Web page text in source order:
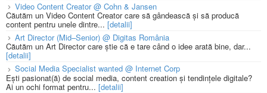
Video Content Creator @ Cohn & Jansen
Căutăm un Video Content Creator care să gândească și să producă
content pentru unele dintre... [detalii]
Art Director (Mid–Senior) @ Digitas România
Căutăm un Art Director care știe că e tare când o idee arată bine, dar...
[detalii]
Social Media Specialist wanted @ Internet Corp
Ești pasionat(ă) de social media, content creation și tendințele digitale?
Ai un ochi format pentru... [detalii]